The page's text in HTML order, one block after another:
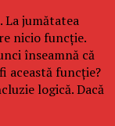
jumătatea
nicio funcție.
înseamnă că
această funcție?
logică. Dacă